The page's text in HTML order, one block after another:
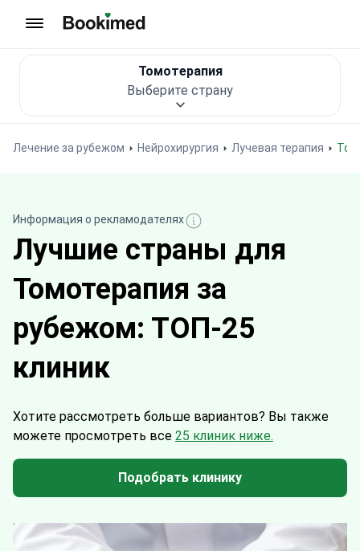
Лечение за рубежом Нейрохирургия Лучевая терапия
Томотерапия
Выберите страну
Информация о рекламодателях
Лучшие страны для
Томотерапия за
рубежом: ТОП-25
клиник
Хотите рассмотреть больше вариантов? Вы также
можете просмотреть все 25 клиник ниже.
Подобрать клинику